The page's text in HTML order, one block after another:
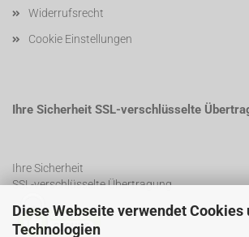
Diese Webseite verwendet Cookies
Technologien
Widerrufsrecht
Cookie Einstellungen
Ihre Sicherheit SSL-verschlüsselte
Ihre Sicherheit
SSL-verschlüsselte Übertragung